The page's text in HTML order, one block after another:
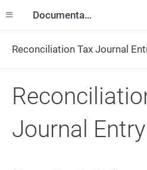
Documentazione
Reconciliation Tax Journal
Journal Entry